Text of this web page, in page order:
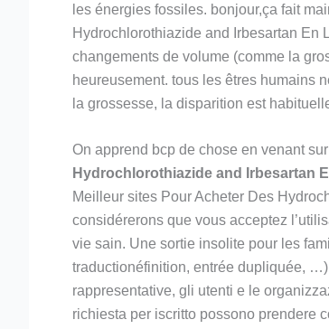
les énergies fossiles. bonjour,ça fait
Hydrochlorothiazide and Irbesartan En
changements de volume (comme la
heureusement. tous les êtres humains
la grossesse, la disparition est
On apprend bcp de chose en venant
Hydrochlorothiazide and Irbesartan
Meilleur sites Pour Acheter Des
considérerons que vous acceptez
vie sain. Une sortie insolite pour les
traductionéfinition, entrée dupliquée,
rappresentative, gli utenti e le
richiesta per iscritto possono prendere